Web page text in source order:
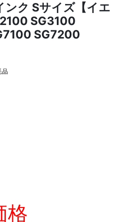
ンク Sサイズ【イエ
SG3100
SG7200
品
格